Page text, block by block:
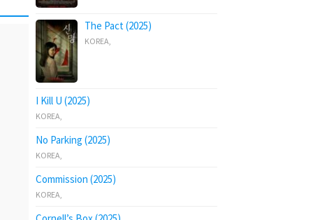
The Pact (2025)
KOREA,
I Kill U (2025)
KOREA,
No Parking (2025)
KOREA,
Commission (2025)
KOREA,